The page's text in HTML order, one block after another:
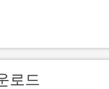
로드